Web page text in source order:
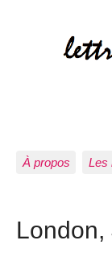
À propos Les
London,